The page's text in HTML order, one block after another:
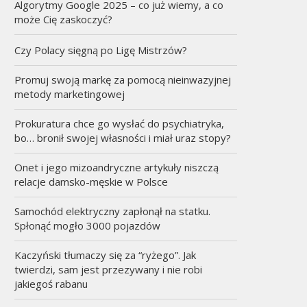
Algorytmy Google 2025 – co już wiemy, a co
może Cię zaskoczyć?
Czy Polacy sięgną po Ligę Mistrzów?
Promuj swoją markę za pomocą nieinwazyjnej
metody marketingowej
Prokuratura chce go wysłać do psychiatryka,
bo… bronił swojej własności i miał uraz stopy?
Onet i jego mizoandryczne artykuły niszczą
relacje damsko-męskie w Polsce
Samochód elektryczny zapłonął na statku.
Spłonąć mogło 3000 pojazdów
Kaczyński tłumaczy się za “ryżego”. Jak
twierdzi, sam jest przezywany i nie robi
jakiegoś rabanu